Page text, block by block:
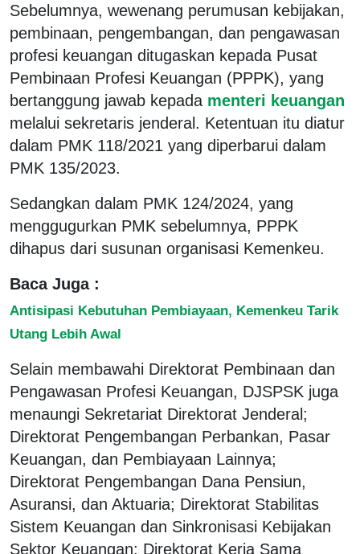
Sebelumnya, wewenang perumusan kebijakan,
pembinaan, pengembangan, dan pengawasan
profesi keuangan ditugaskan kepada Pusat
Pembinaan Profesi Keuangan (PPPK), yang
bertanggung jawab kepada menteri keuangan
melalui sekretaris jenderal. Ketentuan itu diatur
dalam PMK 118/2021 yang diperbarui dalam
PMK 135/2023.
Sedangkan dalam PMK 124/2024, yang
menggugurkan PMK sebelumnya, PPPK
dihapus dari susunan organisasi Kemenkeu.
Baca Juga :
Antisipasi Kebutuhan Pembiayaan, Kemenkeu Tarik
Utang Lebih Awal
Selain membawahi Direktorat Pembinaan dan
Pengawasan Profesi Keuangan, DJSPSK juga
menaungi Sekretariat Direktorat Jenderal;
Direktorat Pengembangan Perbankan, Pasar
Keuangan, dan Pembiayaan Lainnya;
Direktorat Pengembangan Dana Pensiun,
Asuransi, dan Aktuaria; Direktorat Stabilitas
Sistem Keuangan dan Sinkronisasi Kebijakan
Sektor Keuangan; Direktorat Kerja Sama